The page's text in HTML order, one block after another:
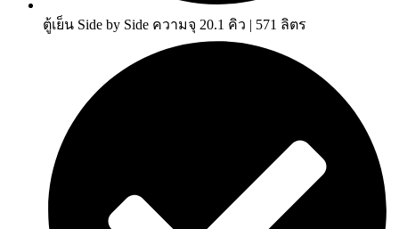
ตู้เย็น Side by Side ความจุ 20.1 คิว | 571 ลิตร